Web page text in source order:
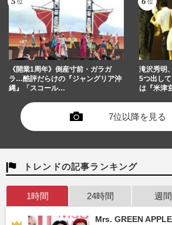
《開業1周年》倒産寸前・ガラガ
ラ…酷評だらけの『ジャングリア沖
縄』「スコール…
滝沢秀明
5つ出し
は『米津
7位以降を見る
トレンドの記事ランキング
1時間 24時間 週間
Mrs. GREEN